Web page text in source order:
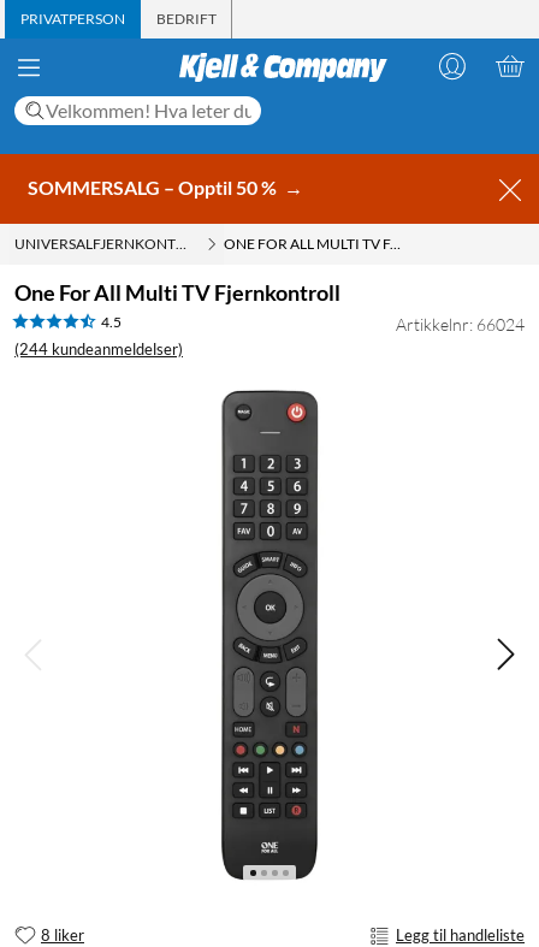
PRIVATPERSON BEDRIFT
SOMMERSALG – Opptil 50 % →
UNIVERSALFJERNKONTROLL ONE FOR ALL MULTI TV FJERNKONTROLL
One For All Multi TV Fjernkontroll
4.5
(244 kundeanmeldelser)
Artikkelnr: 66024
8 liker Legg til handleliste